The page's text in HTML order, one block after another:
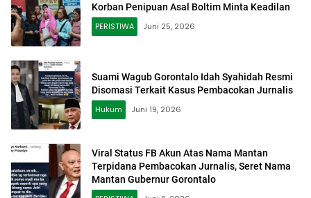
Korban Penipuan Asal Boltim Minta Keadilan
PERISTIWA
Juni 25, 2026
Suami Wagub Gorontalo Idah Syahidah Resmi
Disomasi Terkait Kasus Pembacokan Jurnalis
Hukum
Juni 19, 2026
Viral Status FB Akun Atas Nama Mantan
Terpidana Pembacokan Jurnalis, Seret Nama
Mantan Gubernur Gorontalo